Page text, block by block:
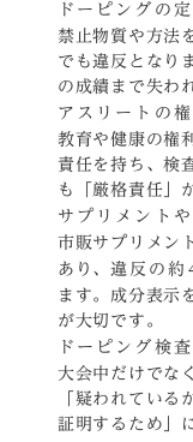
ドーピングの
禁止物質や方法
でも違反となり
の成績まで失わ
アスリートの
教育や健康の権
責任を持ち、検
も「厳格責任」
サプリメント
市販サプリメン
あり、違反の約
ます。成分表示
が大切です。
ドーピング検
大会中だけでな
「疑われてい
証明するため」